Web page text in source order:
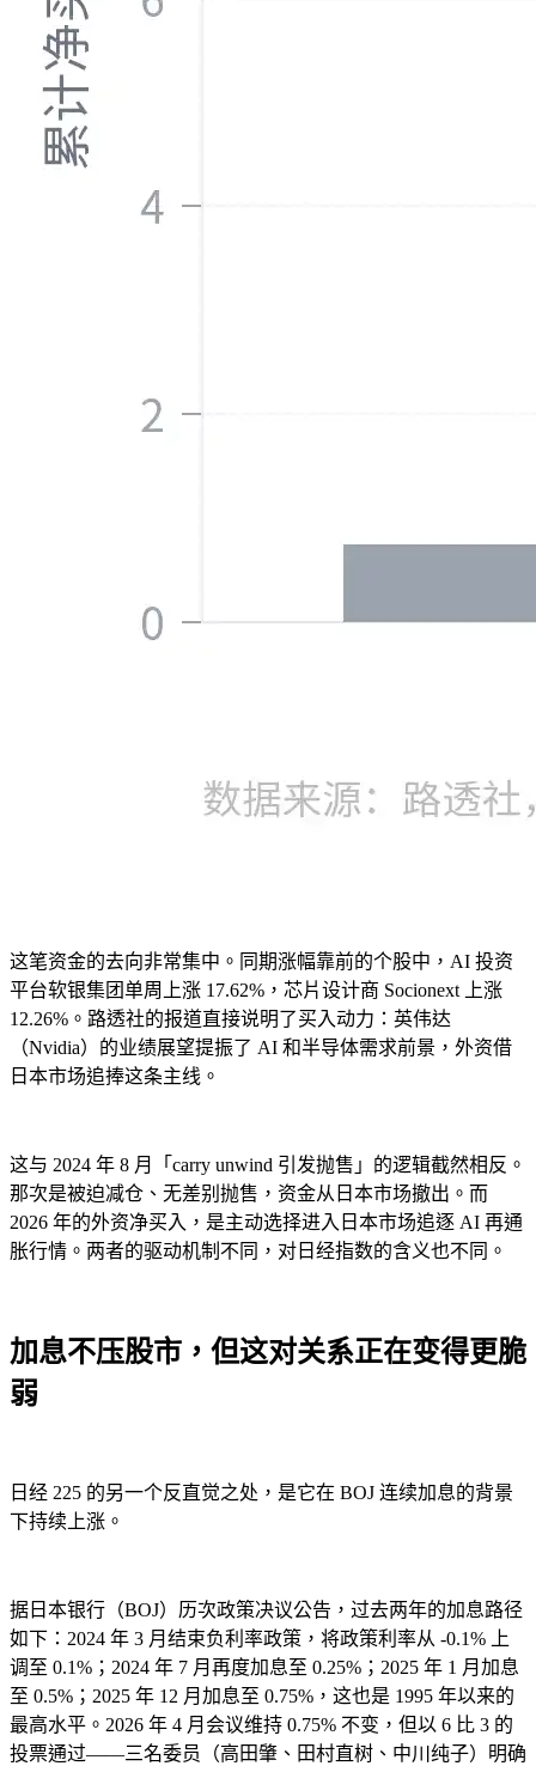
这笔资金的去向非常集中。同期涨幅靠前的个股中，AI 投资
平台软银集团单周上涨 17.62%，芯片设计商 Socionext 上涨
12.26%。路透社的报道直接说明了买入动力：英伟达
（Nvidia）的业绩展望提振了 AI 和半导体需求前景，外资借
日本市场追捧这条主线。
这与 2024 年 8 月「carry unwind 引发抛售」的逻辑截然相反。
那次是被迫减仓、无差别抛售，资金从日本市场撤出。而
2026 年的外资净买入，是主动选择进入日本市场追逐 AI 再通
胀行情。两者的驱动机制不同，对日经指数的含义也不同。
加息不压股市，但这对关系正在变得更脆
弱
日经 225 的另一个反直觉之处，是它在 BOJ 连续加息的背景
下持续上涨。
据日本银行（BOJ）历次政策决议公告，过去两年的加息路径
如下：2024 年 3 月结束负利率政策，将政策利率从 -0.1% 上
调至 0.1%；2024 年 7 月再度加息至 0.25%；2025 年 1 月加息
至 0.5%；2025 年 12 月加息至 0.75%，这也是 1995 年以来的
最高水平。2026 年 4 月会议维持 0.75% 不变，但以 6 比 3 的
投票通过——三名委员（高田肇、田村直树、中川纯子）明确